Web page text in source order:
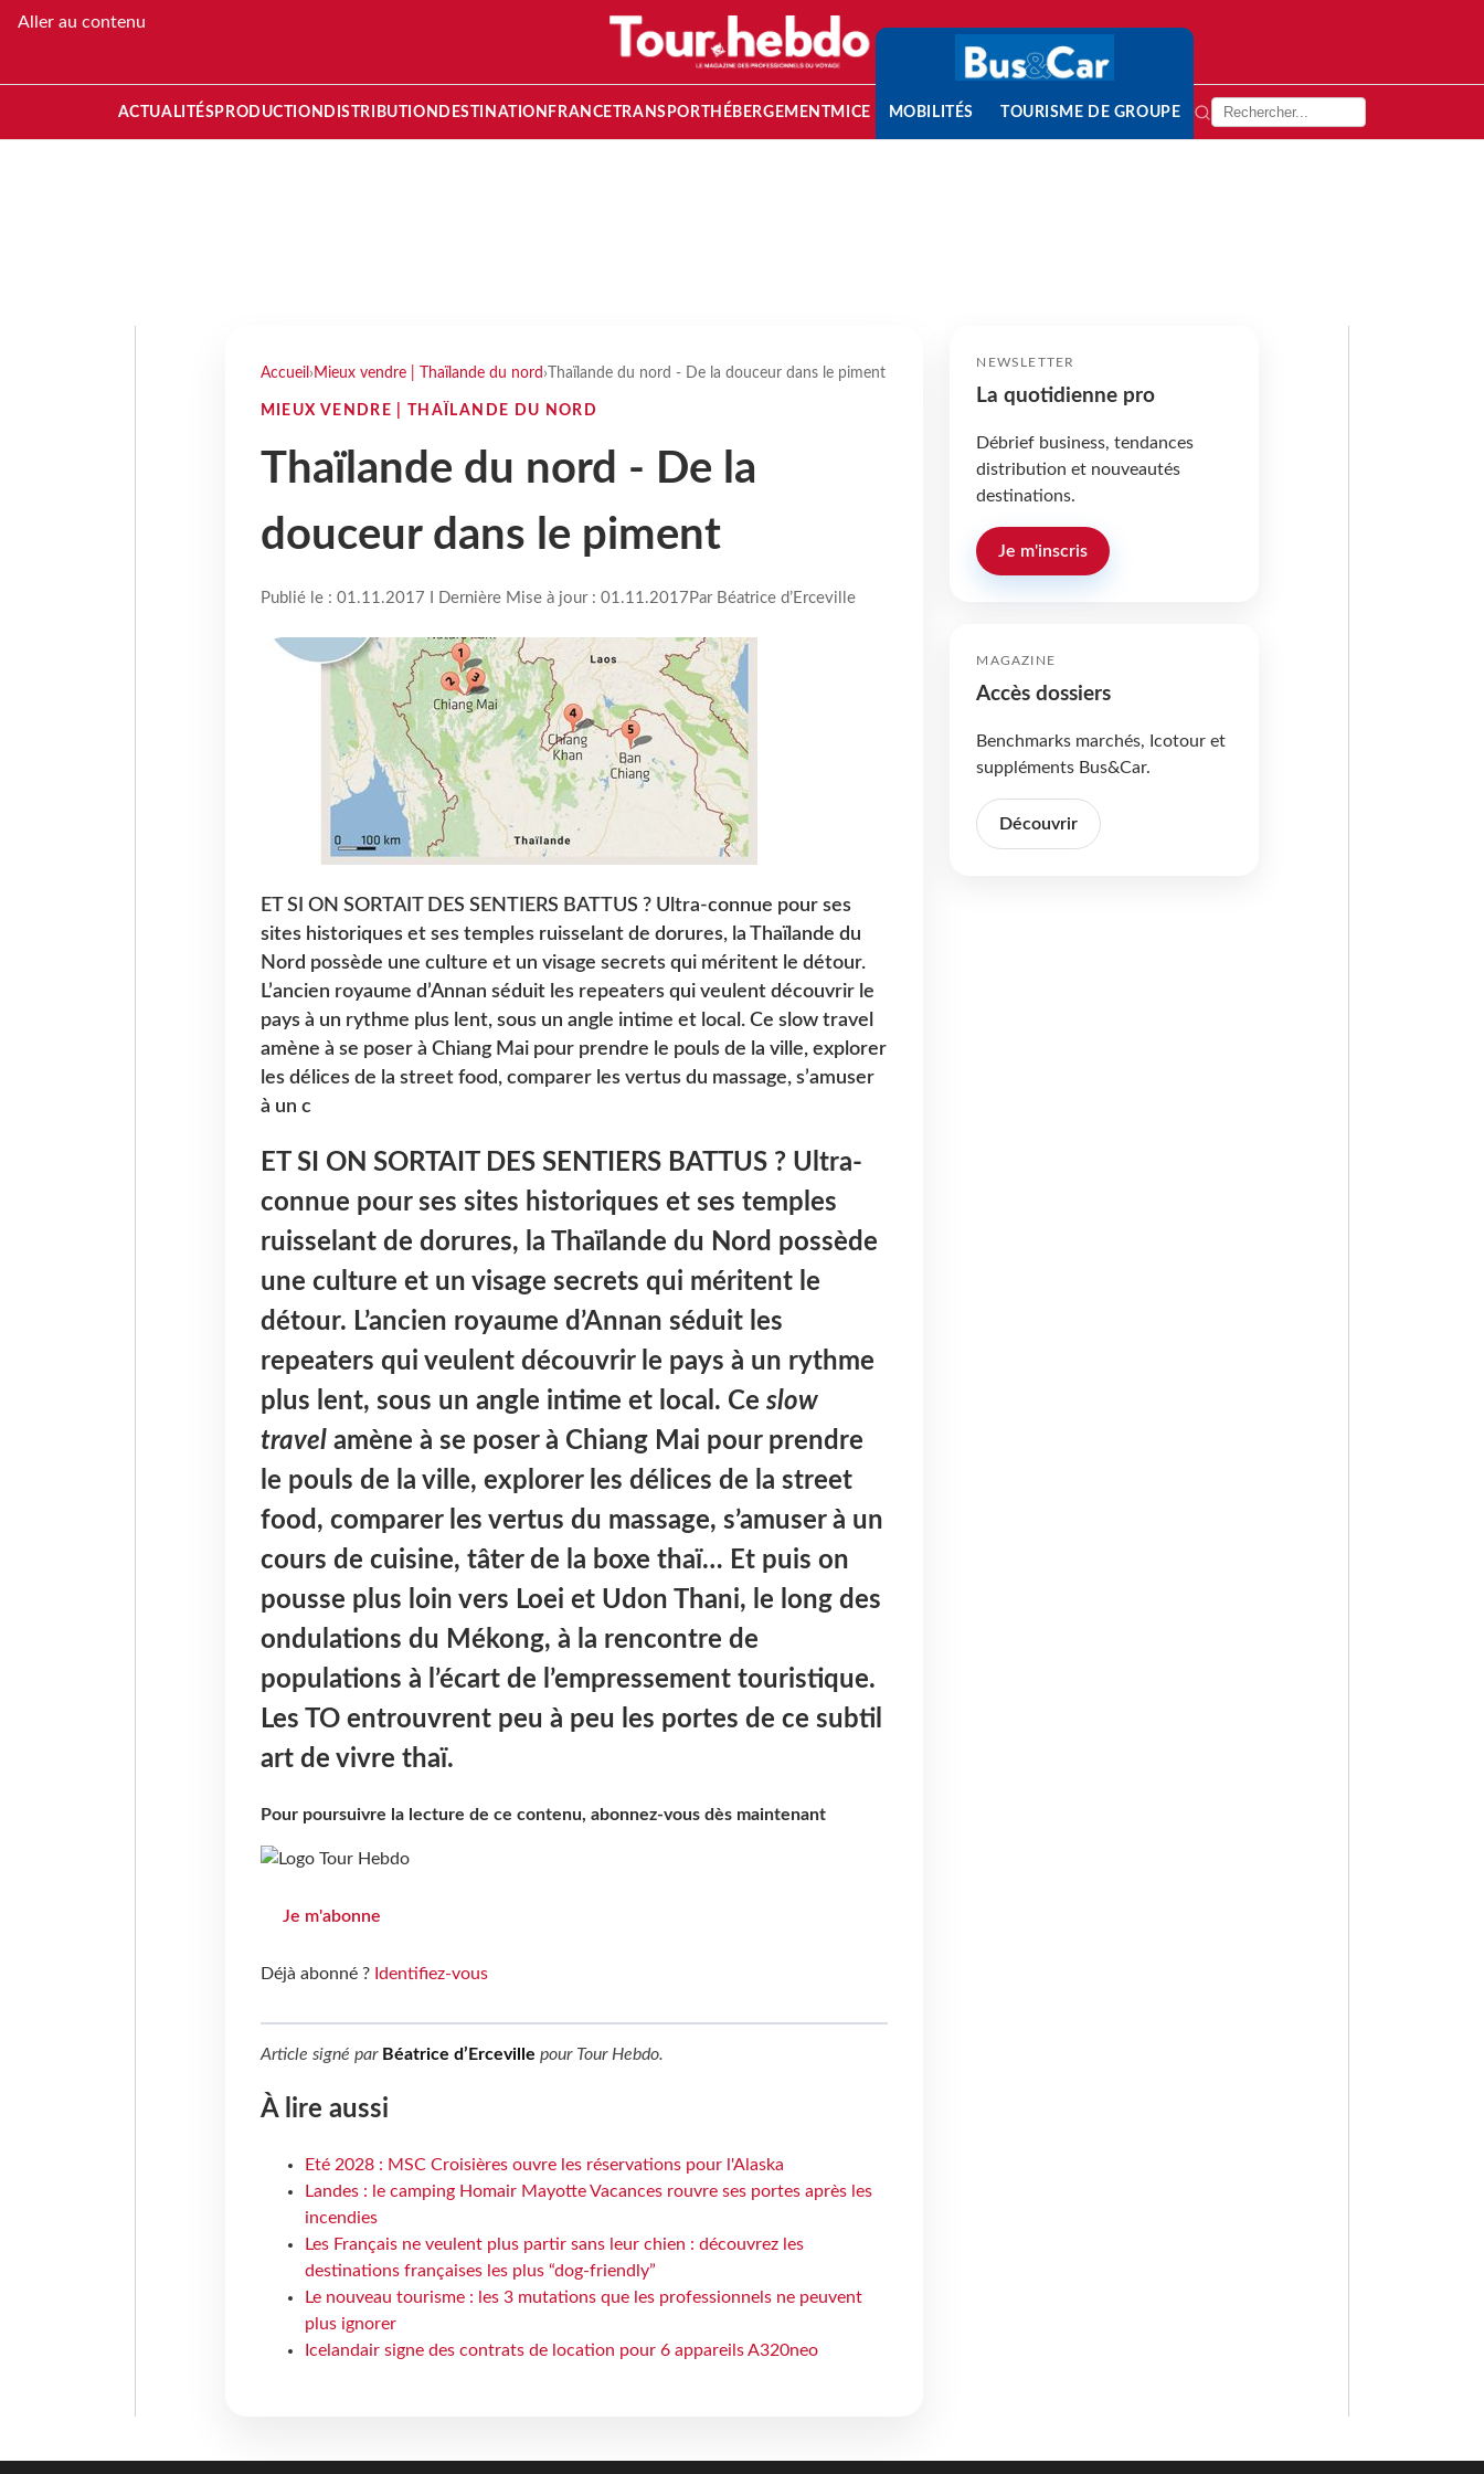
Aller au contenu
ACTUALITÉS PRODUCTION DISTRIBUTION DESTINATION FRANCETRANSPORT HÉBERGEMENTMICE MOBILITÉS TOURISME DE GROUPE
Accueil › Mieux vendre | Thaïlande du nord › Thaïlande du nord - De la douceur dans le piment
MIEUX VENDRE | THAÏLANDE DU NORD
Thaïlande du nord - De la
douceur dans le piment
Publié le : 01.11.2017 I Dernière Mise à jour : 01.11.2017 Par Béatrice d’Erceville
ET SI ON SORTAIT DES SENTIERS BATTUS ? Ultra-connue pour ses
sites historiques et ses temples ruisselant de dorures, la Thaïlande du
Nord possède une culture et un visage secrets qui méritent le détour.
L’ancien royaume d’Annan séduit les repeaters qui veulent découvrir le
pays à un rythme plus lent, sous un angle intime et local. Ce slow travel
amène à se poser à Chiang Mai pour prendre le pouls de la ville, explorer
les délices de la street food, comparer les vertus du massage, s’amuser
à un c
ET SI ON SORTAIT DES SENTIERS BATTUS ? Ultra-
connue pour ses sites historiques et ses temples
ruisselant de dorures, la Thaïlande du Nord possède
une culture et un visage secrets qui méritent le
détour. L’ancien royaume d’Annan séduit les
repeaters qui veulent découvrir le pays à un rythme
plus lent, sous un angle intime et local. Ce slow
travelamène à se poser à Chiang Mai pour prendre
le pouls de la ville, explorer les délices de la street
food, comparer les vertus du massage, s’amuser à un
cours de cuisine, tâter de la boxe thaï… Et puis on
pousse plus loin vers Loei et Udon Thani, le long des
ondulations du Mékong, à la rencontre de
populations à l’écart de l’empressement touristique.
Les TO entrouvrent peu à peu les portes de ce subtil
art de vivre thaï.
Pour poursuivre la lecture de ce contenu, abonnez-vous dès maintenant
Je m'abonne
Déjà abonné ? Identifiez-vous
Article signé par Béatrice d’Erceville pour Tour Hebdo.
À lire aussi
Eté 2028 : MSC Croisières ouvre les réservations pour l'Alaska
Landes : le camping Homair Mayotte Vacances rouvre ses portes après les
incendies
Les Français ne veulent plus partir sans leur chien : découvrez les
destinations françaises les plus “dog-friendly”
Le nouveau tourisme : les 3 mutations que les professionnels ne peuvent
plus ignorer
Icelandair signe des contrats de location pour 6 appareils A320neo
NEWSLETTER
La quotidienne pro
Débrief business, tendances
distribution et nouveautés
destinations.
Je m'inscris
MAGAZINE
Accès dossiers
Benchmarks marchés, Icotour et
suppléments Bus&Car.
Découvrir